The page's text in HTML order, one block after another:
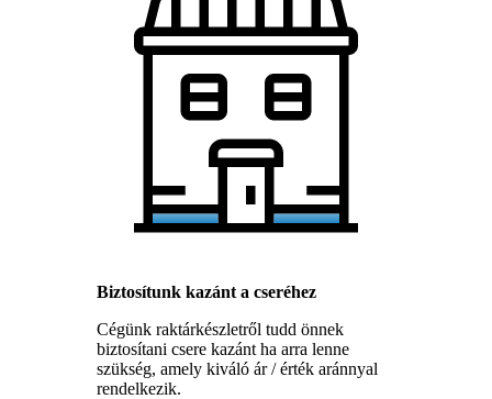
Biztosítunk kazánt a cseréhez
Cégünk raktárkészletről tudd önnek
biztosítani csere kazánt ha arra lenne
szükség, amely kiváló ár / érték aránnyal
rendelkezik.